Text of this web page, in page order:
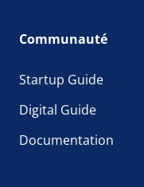
Communauté
Startup Guide
Digital Guide
Documentation